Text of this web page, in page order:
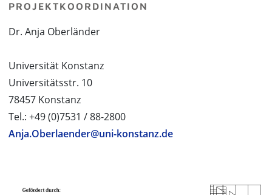
PROJEKTKOORDINATION
Dr. Anja Oberländer
Universität Konstanz
Universitätsstr. 10
78457 Konstanz
Tel.: +49 (0)7531 / 88-2800
Anja.Oberlaender@uni-konstanz.de